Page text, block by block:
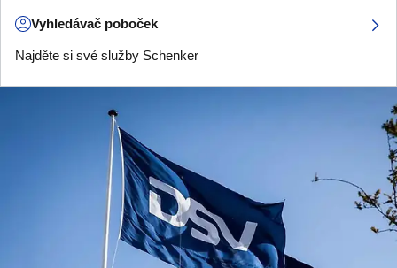
Vyhledávač poboček
Najděte si své služby Schenker